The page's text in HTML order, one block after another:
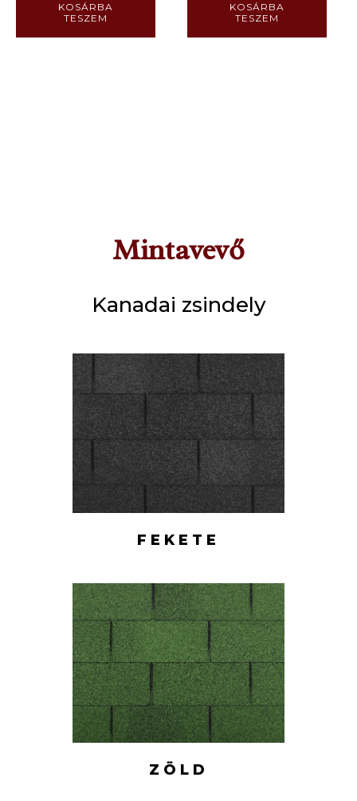
KOSÁRBA
TESZEM
KOSÁRBA
TESZEM
Mintavevő
Kanadai zsindely
FEKETE
ZÖLD